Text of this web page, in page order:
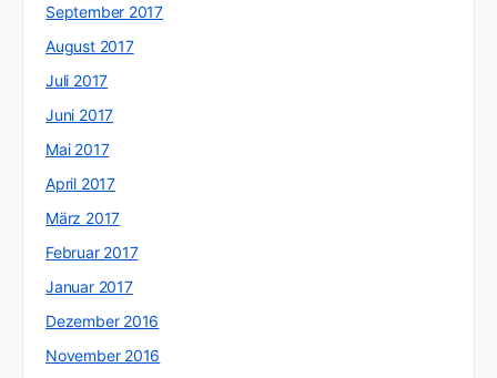
September 2017
August 2017
Juli 2017
Juni 2017
Mai 2017
April 2017
März 2017
Februar 2017
Januar 2017
Dezember 2016
November 2016